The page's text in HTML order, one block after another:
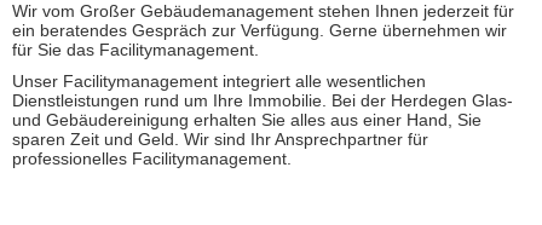
Wir vom Großer Gebäudemanagement stehen Ihnen jederzeit für
ein beratendes Gespräch zur Verfügung. Gerne übernehmen wir
für Sie das Facilitymanagement.
Unser Facilitymanagement integriert alle wesentlichen
Dienstleistungen rund um Ihre Immobilie. Bei der Herdegen Glas-
und Gebäudereinigung erhalten Sie alles aus einer Hand, Sie
sparen Zeit und Geld. Wir sind Ihr Ansprechpartner für
professionelles Facilitymanagement.